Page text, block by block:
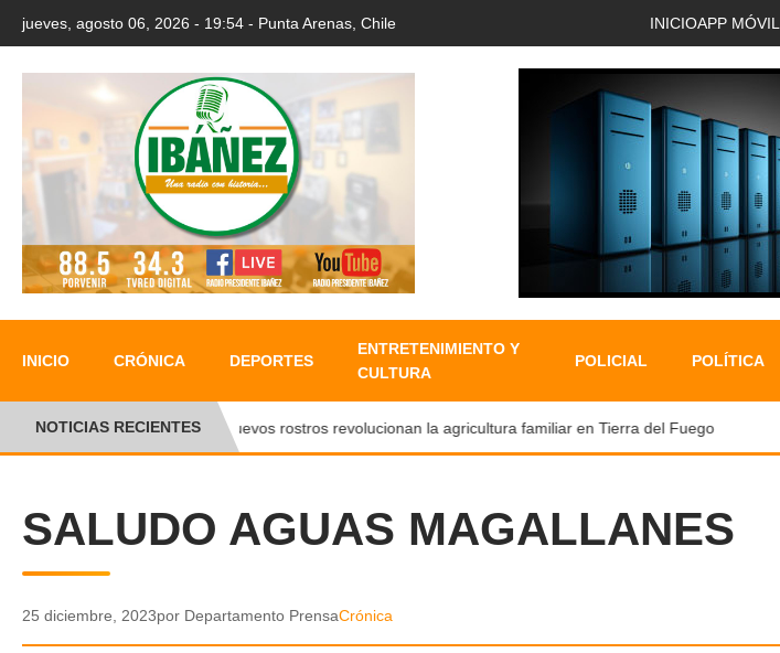
jueves, agosto 06, 2026 - 19:54 - Punta Arenas, Chile INICIOAPP MÓVIL
INICIO CRÓNICA DEPORTES
ENTRETENIMIENTO Y
CULTURA
POLICIAL POLÍTICA
NOTICIAS RECIENTESNuevos rostros revolucionan la agricultura familiar en Tierra del Fuego
SALUDO AGUAS MAGALLANES
25 diciembre, 2023por Departamento PrensaCrónica